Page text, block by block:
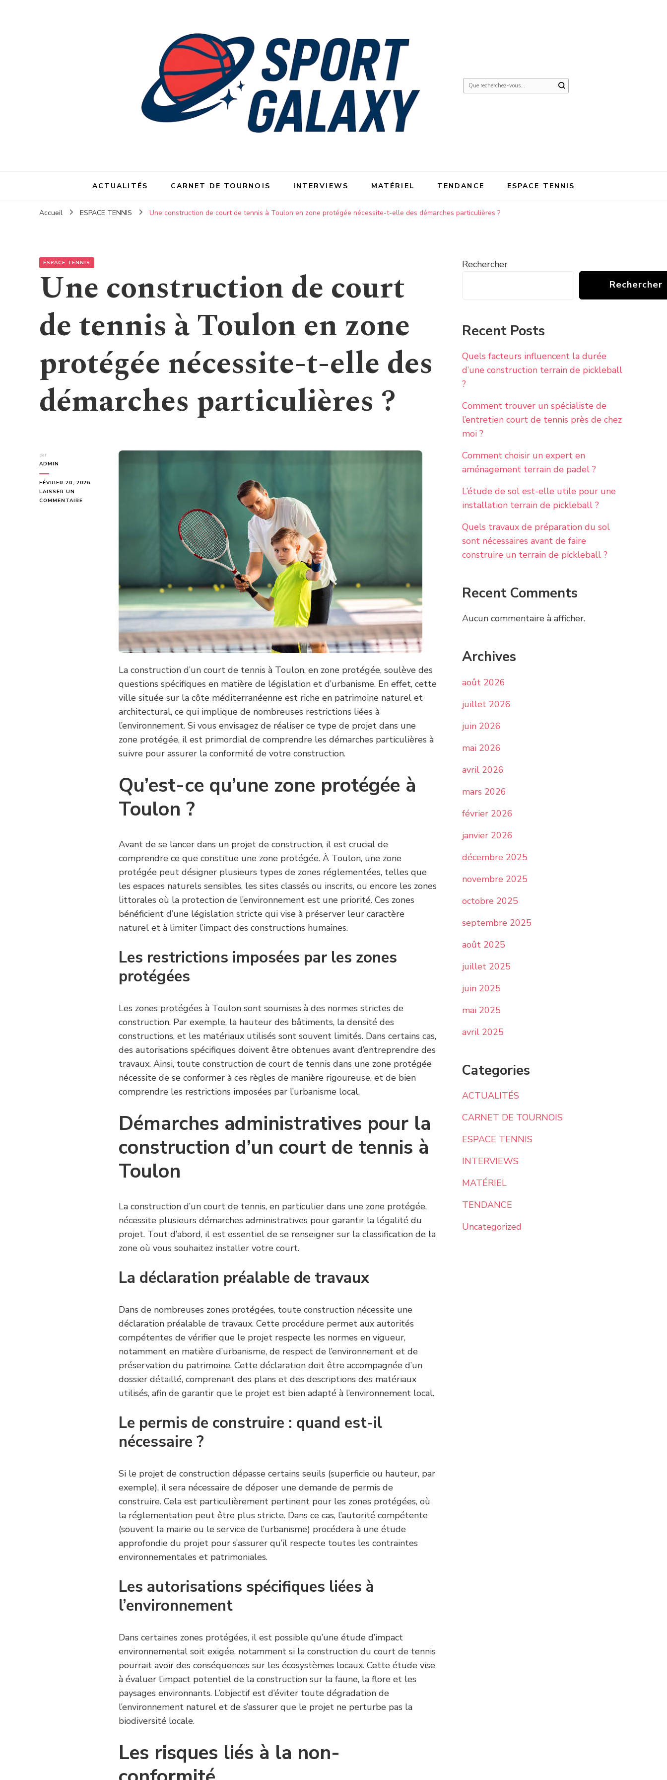
Vous
ACTUALITÉS CARNET DE TOURNOIS INTERVIEWS MATÉRIEL TENDANCE ESPACE TENNIS
Accueil ESPACE TENNIS Une construction de court de tennis à Toulon en zone protégée nécessite-t-elle des démarches particulières ?
ESPACE TENNIS
Une construction de court
de tennis à Toulon en zone
protégée nécessite-t-elle des
démarches particulières ?
par
ADMIN
FÉVRIER 20, 2026
LAISSER UN
COMMENTAIRE
PARTICULIÈRES
La construction d’un court de tennis à Toulon, en zone protégée, soulève des
questions spécifiques en matière de législation et d’urbanisme. En effet, cette
ville située sur la côte méditerranéenne est riche en patrimoine naturel et
architectural, ce qui implique de nombreuses restrictions liées à
l’environnement. Si vous envisagez de réaliser ce type de projet dans une
zone protégée, il est primordial de comprendre les démarches particulières à
suivre pour assurer la conformité de votre construction.
Qu’est-ce qu’une zone protégée à
Toulon ?
Avant de se lancer dans un projet de construction, il est crucial de
comprendre ce que constitue une zone protégée. À Toulon, une zone
protégée peut désigner plusieurs types de zones réglementées, telles que
les espaces naturels sensibles, les sites classés ou inscrits, ou encore les zones
littorales où la protection de l’environnement est une priorité. Ces zones
bénéficient d’une législation stricte qui vise à préserver leur caractère
naturel et à limiter l’impact des constructions humaines.
Les restrictions imposées par les zones
protégées
Les zones protégées à Toulon sont soumises à des normes strictes de
construction. Par exemple, la hauteur des bâtiments, la densité des
constructions, et les matériaux utilisés sont souvent limités. Dans certains cas,
des autorisations spécifiques doivent être obtenues avant d’entreprendre des
travaux. Ainsi, toute construction de court de tennis dans une zone protégée
nécessite de se conformer à ces règles de manière rigoureuse, et de bien
comprendre les restrictions imposées par l’urbanisme local.
Démarches administratives pour la
construction d’un court de tennis à
Toulon
La construction d’un court de tennis, en particulier dans une zone protégée,
nécessite plusieurs démarches administratives pour garantir la légalité du
projet. Tout d’abord, il est essentiel de se renseigner sur la classification de la
zone où vous souhaitez installer votre court.
La déclaration préalable de travaux
Dans de nombreuses zones protégées, toute construction nécessite une
déclaration préalable de travaux. Cette procédure permet aux autorités
compétentes de vérifier que le projet respecte les normes en vigueur,
notamment en matière d’urbanisme, de respect de l’environnement et de
préservation du patrimoine. Cette déclaration doit être accompagnée d’un
dossier détaillé, comprenant des plans et des descriptions des matériaux
utilisés, afin de garantir que le projet est bien adapté à l’environnement local.
Le permis de construire : quand est-il
nécessaire ?
Si le projet de construction dépasse certains seuils (superficie ou hauteur, par
exemple), il sera nécessaire de déposer une demande de permis de
construire. Cela est particulièrement pertinent pour les zones protégées, où
la réglementation peut être plus stricte. Dans ce cas, l’autorité compétente
(souvent la mairie ou le service de l’urbanisme) procédera à une étude
approfondie du projet pour s’assurer qu’il respecte toutes les contraintes
environnementales et patrimoniales.
Les autorisations spécifiques liées à
l’environnement
Dans certaines zones protégées, il est possible qu’une étude d’impact
environnemental soit exigée, notamment si la construction du court de tennis
pourrait avoir des conséquences sur les écosystèmes locaux. Cette étude vise
à évaluer l’impact potentiel de la construction sur la faune, la flore et les
paysages environnants. L’objectif est d’éviter toute dégradation de
l’environnement naturel et de s’assurer que le projet ne perturbe pas la
biodiversité locale.
Les risques liés à la non-
Rechercher
Rechercher
Recent Posts
Quels facteurs influencent la durée
d’une construction terrain de pickleball
?
Comment trouver un spécialiste de
l’entretien court de tennis près de chez
moi ?
Comment choisir un expert en
aménagement terrain de padel ?
L’étude de sol est-elle utile pour une
installation terrain de pickleball ?
Quels travaux de préparation du sol
sont nécessaires avant de faire
construire un terrain de pickleball ?
Recent Comments
Aucun commentaire à afficher.
Archives
août 2026
juillet 2026
juin 2026
mai 2026
avril 2026
mars 2026
février 2026
janvier 2026
décembre 2025
novembre 2025
octobre 2025
septembre 2025
août 2025
juillet 2025
juin 2025
mai 2025
avril 2025
Categories
ACTUALITÉS
CARNET DE TOURNOIS
ESPACE TENNIS
INTERVIEWS
MATÉRIEL
TENDANCE
Uncategorized